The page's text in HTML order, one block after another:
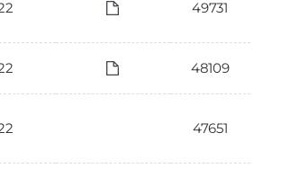
49731
48109
47651